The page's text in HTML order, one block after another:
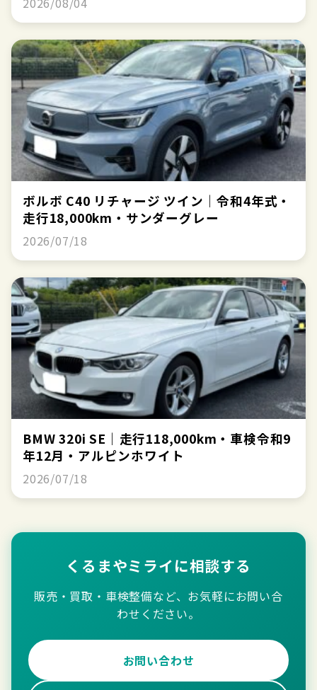
ボルボ C40 リチャージ ツイン｜令和4年式・
走行18,000km・サンダーグレー
2026/07/18
BMW 320i SE｜走行118,000km・車検令和9
年12月・アルピンホワイト
2026/07/18
くるまやミライに相談する
販売・買取・車検整備など、お気軽にお問い合
わせください。
お問い合わせ